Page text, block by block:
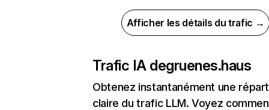
Afficher les détails du trafic →
Trafic IA degruenes.haus
Obtenez instantanément une
claire du trafic LLM. Voyez